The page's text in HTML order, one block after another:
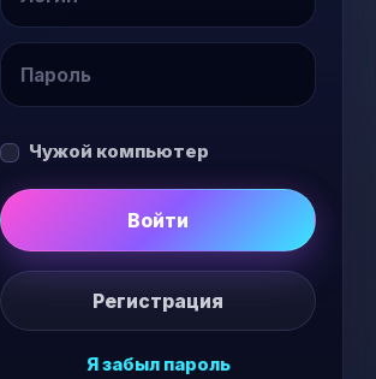
Чужой компьютер
Войти
Регистрация
Я забыл пароль